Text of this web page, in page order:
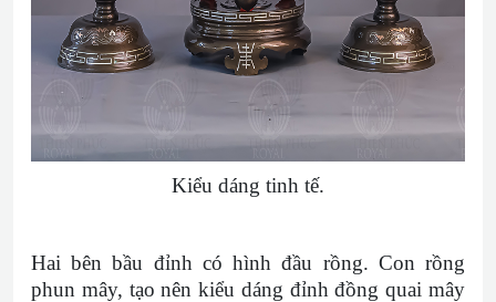
Kiểu dáng tinh tế.
Hai bên bầu đỉnh có hình đầu rồng. Con rồng
phun mây, tạo nên kiểu dáng đỉnh đồng quai mây